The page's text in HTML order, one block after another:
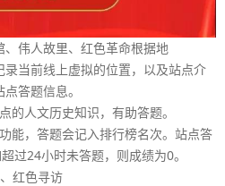
、伟人故里、红色革命根据地
当前线上虚拟的位置，以及站点介
答题信息。
的人文历史知识，有助答题。
能，答题会记入排行榜名次。站点答
过24小时未答题，则成绩为0。
红色寻访